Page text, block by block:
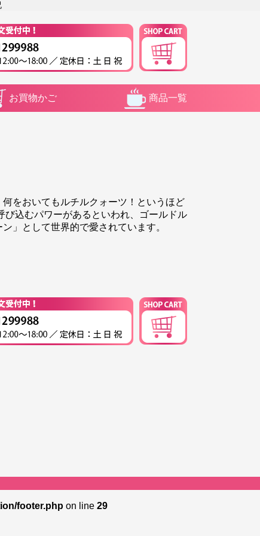
お買物かご 商品一覧
をおいてもルチルクォーツ！というほど
込むパワーがあるといわれ、ゴールドル
」として世界的で愛されています。
footer.php on line 29